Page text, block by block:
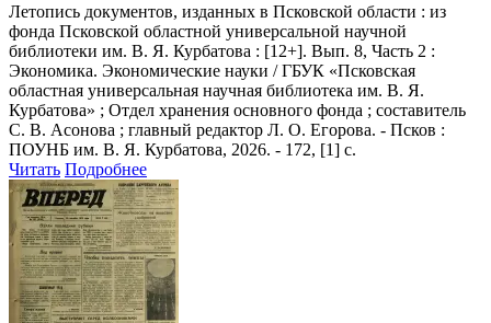
Летопись документов, изданных в Псковской области : из
фонда Псковской областной универсальной научной
библиотеки им. В. Я. Курбатова : [12+]. Вып. 8, Часть 2 :
Экономика. Экономические науки / ГБУК «Псковская
областная универсальная научная библиотека им. В. Я.
Курбатова» ; Отдел хранения основного фонда ; составитель
С. В. Асонова ; главный редактор Л. О. Егорова. - Псков :
ПОУНБ им. В. Я. Курбатова, 2026. - 172, [1] с.
Читать Подробнее